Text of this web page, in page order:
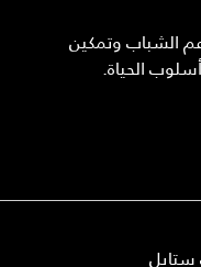
الشباب وتمكين
الحياة.
ستايل